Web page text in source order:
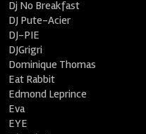
Dj No Breakfast
DJ Pute-Acier
DJ-PIE
DJGrigri
Dominique Thomas
Eat Rabbit
Edmond Leprince
Eva
EYE